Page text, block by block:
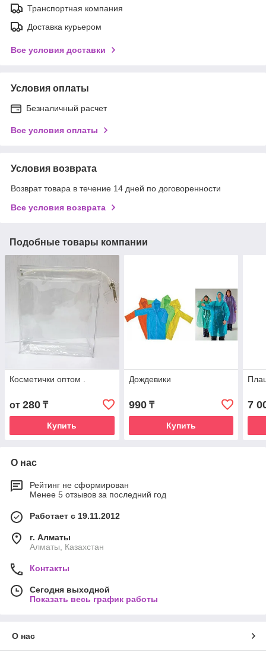
Транспортная компания
Доставка курьером
Все условия доставки
Условия оплаты
Безналичный расчет
Все условия оплаты
Условия возврата
Возврат товара в течение 14 дней по договоренности
Все условия возврата
Подобные товары компании
Косметички оптом .
от 280 ₸
Купить
Дождевики
990₸
Купить
7
О нас
Рейтинг не сформирован
Менее 5 отзывов за последний год
Работает с 19.11.2012
г. Алматы
Алматы, Казахстан
Контакты
Сегодня выходной
Показать весь график работы
О нас